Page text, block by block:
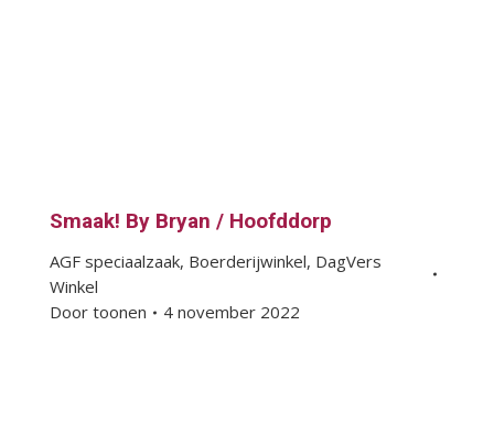
Smaak! By Bryan / Hoofddorp
AGF speciaalzaak, Boerderijwinkel, DagVers
Winkel
Door toonen 4 november 2022